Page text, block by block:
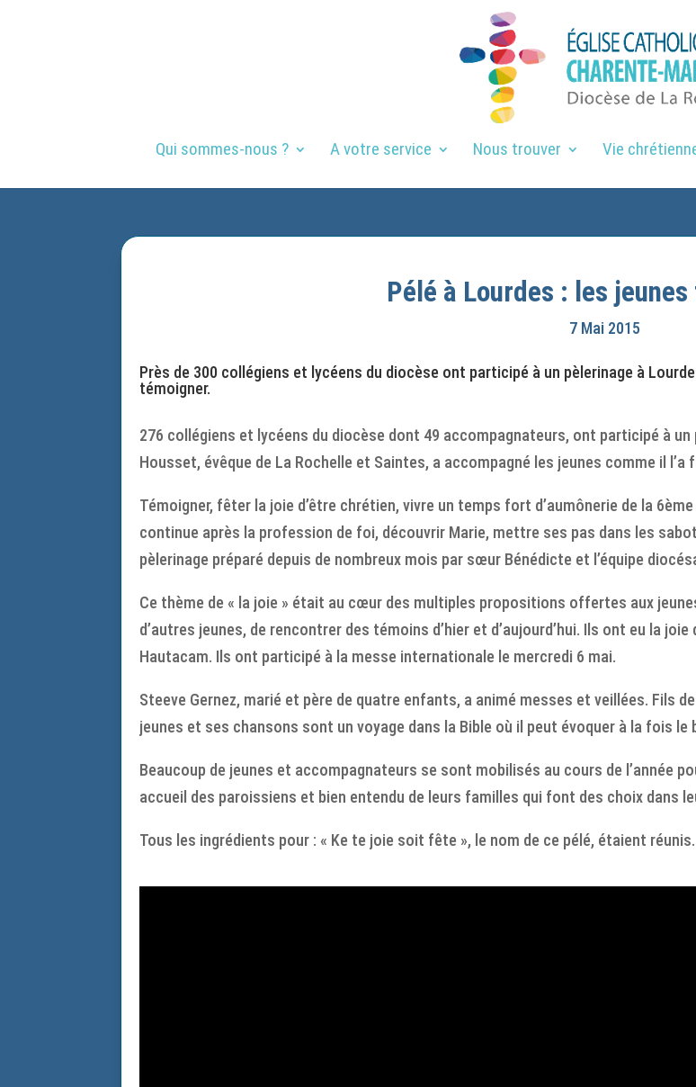
Qui sommes-nous ? A votre service Nous trouver Vie
Pélé à Lourdes : les
7 Mai 2015
Près de 300 collégiens et lycéens du diocèse ont participé à un pèlerinage à
témoigner.
276 collégiens et lycéens du diocèse dont 49 accompagnateurs, ont participé à un
Housset, évêque de La Rochelle et Saintes, a accompagné les jeunes comme il
Témoigner, fêter la joie d’être chrétien, vivre un temps fort d’aumônerie de la
continue après la profession de foi, découvrir Marie, mettre ses pas dans les
pèlerinage préparé depuis de nombreux mois par sœur Bénédicte et l’équipe
Ce thème de « la joie » était au cœur des multiples propositions offertes aux
d’autres jeunes, de rencontrer des témoins d’hier et d’aujourd’hui. Ils ont eu la
Hautacam. Ils ont participé à la messe internationale le mercredi 6 mai.
Steeve Gernez, marié et père de quatre enfants, a animé messes et veillées. Fils
jeunes et ses chansons sont un voyage dans la Bible où il peut évoquer à la fois le
Beaucoup de jeunes et accompagnateurs se sont mobilisés au cours de l’année
accueil des paroissiens et bien entendu de leurs familles qui font des choix dans
Tous les ingrédients pour : « Ke te joie soit fête », le nom de ce pélé, étaient réunis.